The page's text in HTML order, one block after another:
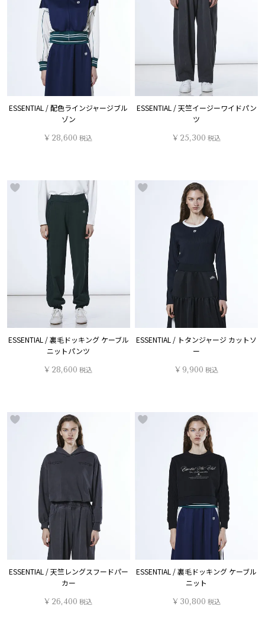
ESSENTIAL / 配色ラインジャージブル
ゾン
¥ 28,600 税込
ESSENTIAL / 天竺イージーワイドパン
ツ
¥ 25,300 税込
ESSENTIAL / 裏毛ドッキング ケーブル
ニットパンツ
¥ 28,600 税込
ESSENTIAL / トタンジャージ カットソ
ー
¥ 9,900 税込
ESSENTIAL / 天竺レングスフードパー
カー
¥ 26,400 税込
ESSENTIAL / 裏毛ドッキング ケーブル
ニット
¥ 30,800 税込